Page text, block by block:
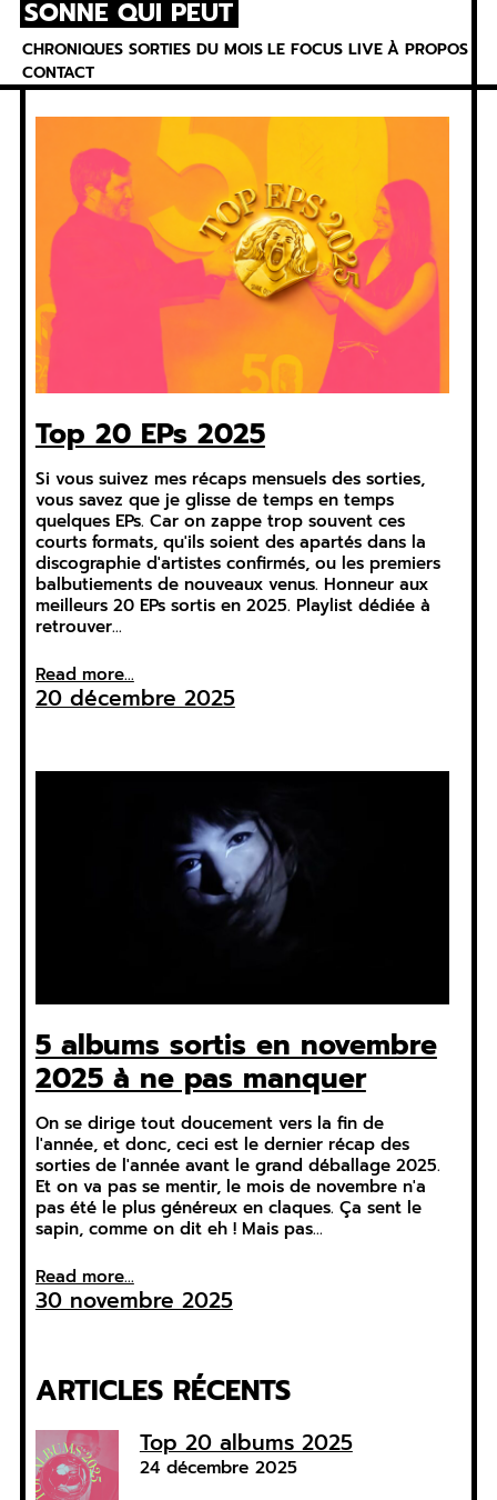
Skip
content
SONNE QUI PEUT
CHRONIQUES SORTIES DU MOIS LE FOCUS LIVE À PROPOS
CONTACT
Top 20 EPs 2025
Si vous suivez mes récaps mensuels des sorties,
vous savez que je glisse de temps en temps
quelques EPs. Car on zappe trop souvent ces
courts formats, qu'ils soient des apartés dans la
discographie d'artistes confirmés, ou les premiers
balbutiements de nouveaux venus. Honneur aux
meilleurs 20 EPs sortis en 2025. Playlist dédiée à
retrouver…
Read more...
20 décembre 2025
5 albums sortis en novembre
2025 à ne pas manquer
On se dirige tout doucement vers la fin de
l'année, et donc, ceci est le dernier récap des
sorties de l'année avant le grand déballage 2025.
Et on va pas se mentir, le mois de novembre n'a
pas été le plus généreux en claques. Ça sent le
sapin, comme on dit eh ! Mais pas…
Read more...
30 novembre 2025
ARTICLES RÉCENTS
Top 20 albums 2025
24 décembre 2025